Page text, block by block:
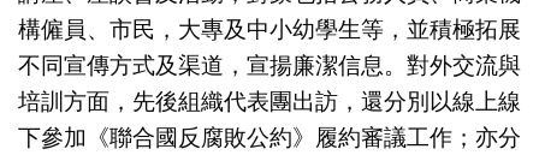
構僱員、市民，大專及中小幼學生等，並積極拓展
不同宣傳方式及渠道，宣揚廉潔信息。對外交流與
培訓方面，先後組織代表團出訪，還分別以線上線
下參加《聯合國反腐敗公約》履約審議工作；亦分